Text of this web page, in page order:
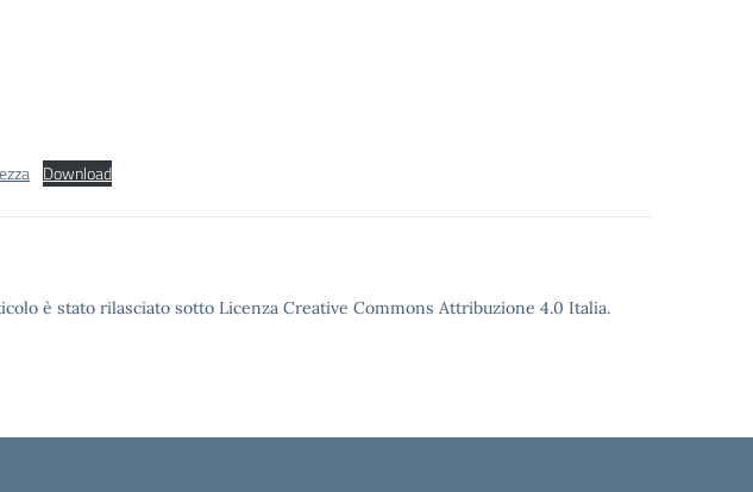
Download
è stato rilasciato sotto Licenza Creative Commons Attribuzione 4.0 Italia.